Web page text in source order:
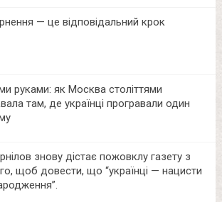
— це відповідальний крок
руками: як Москва століттями
там, де українці програвали один
знову дістає пожовклу газету з
щоб довести, що “українці — нацисти